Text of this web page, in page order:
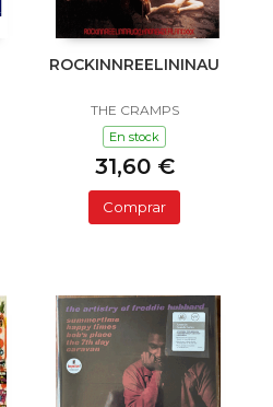
THE CRAMPS
En stock
31,60 €
Comprar